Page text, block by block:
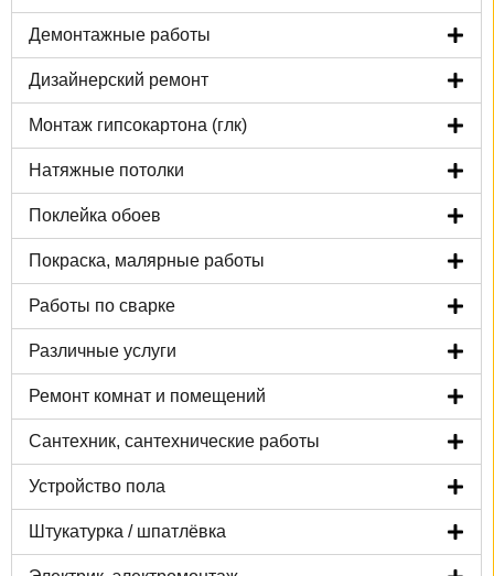
Демонтажные работы
Дизайнерский ремонт
Монтаж гипсокартона (глк)
Натяжные потолки
Поклейка обоев
Покраска, малярные работы
Работы по сварке
Различные услуги
Ремонт комнат и помещений
Сантехник, сантехнические работы
Устройство пола
Штукатурка / шпатлёвка